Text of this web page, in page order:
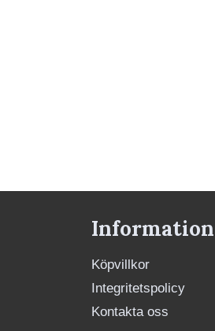
Information
Köpvillkor
Integritetspolicy
Kontakta oss